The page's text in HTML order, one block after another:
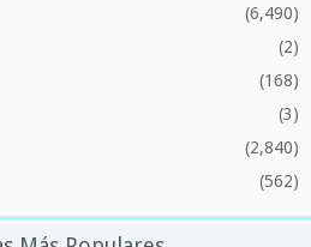
(6,490)
(2)
(168)
(3)
(2,840)
(562)